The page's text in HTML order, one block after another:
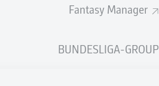
Fantasy Manager
BUNDESLIGA-GROUP